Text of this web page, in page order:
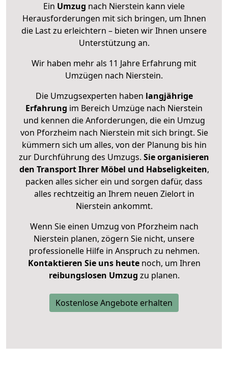
Ein Umzug nach Nierstein kann viele
Herausforderungen mit sich bringen, um Ihnen
die Last zu erleichtern – bieten wir Ihnen unsere
Unterstützung an.
Wir haben mehr als 11 Jahre Erfahrung mit
Umzügen nach Nierstein.
Die Umzugsexperten haben langjährige
Erfahrung im Bereich Umzüge nach Nierstein
und kennen die Anforderungen, die ein Umzug
von Pforzheim nach Nierstein mit sich bringt. Sie
kümmern sich um alles, von der Planung bis hin
zur Durchführung des Umzugs. Sie organisieren
den Transport Ihrer Möbel und Habseligkeiten,
packen alles sicher ein und sorgen dafür, dass
alles rechtzeitig an Ihrem neuen Zielort in
Nierstein ankommt.
Wenn Sie einen Umzug von Pforzheim nach
Nierstein planen, zögern Sie nicht, unsere
professionelle Hilfe in Anspruch zu nehmen.
Kontaktieren Sie uns heutenoch, um Ihren
reibungslosen Umzug zu planen.
Kostenlose Angebote erhalten